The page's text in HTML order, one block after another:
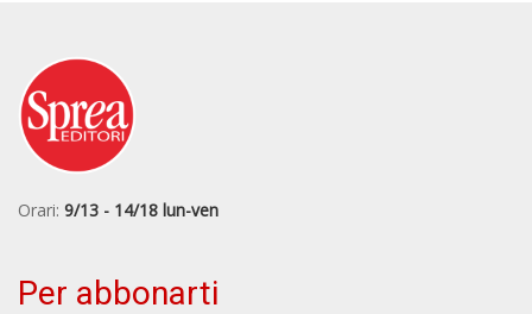
Orari: 9/13 - 14/18 lun-ven
Per abbonarti